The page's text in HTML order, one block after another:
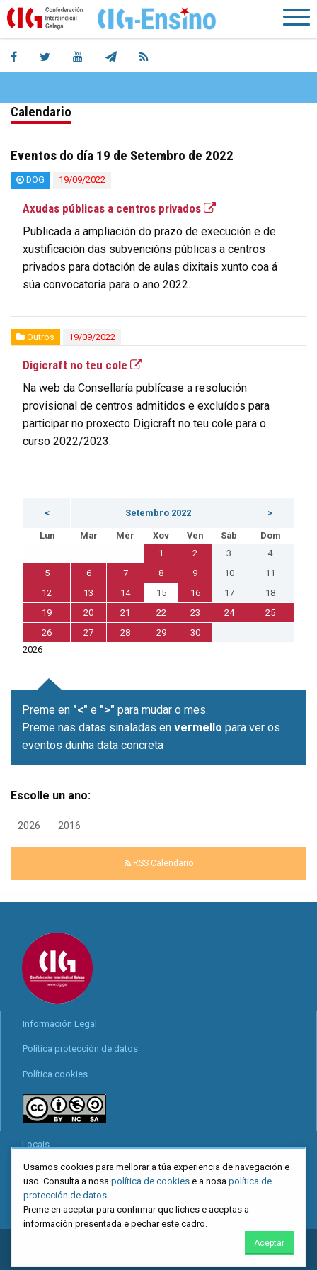
Calendario
Eventos do día 19 de Setembro de 2022
DOG 19/09/2022
Axudas públicas a centros privados
Publicada a ampliación do prazo de execución e de
xustificación das subvencións públicas a centros
privados para dotación de aulas dixitais xunto coa á
súa convocatoria para o ano 2022.
Outros 19/09/2022
Digicraft no teu cole
Na web da Consellaría publícase a resolución
provisional de centros admitidos e excluídos para
participar no proxecto Digicraft no teu cole para o
curso 2022/2023.
< Setembro 2022 >
Lun Mar Mér Xov Ven Sáb
Dom
1
2 3
4
5
6 7 8 9 10
11
12
13 14 15 16 17
18
19
20 21 22 23 24
25
26
27 28 29
30
2026
Preme en "<" e ">" para mudar o mes.
Preme nas datas sinaladas en vermello para ver os
eventos dunha data concreta
Escolle un ano:
2026 2016
RSS Calendario
Información Legal
Política protección de datos
Política cookies
Locais
Mapa web
Redes sociais
. Confederación Intersindical Galega - Miguel Ferro Caaveiro
Usamos cookies para mellorar a túa experiencia de navegación e
uso. Consulta a nosa política de cookies e a nosa política de
protección de datos
Preme en aceptar para confirmar que liches e aceptas a
información presentada e pechar este cadro.
Aceptar